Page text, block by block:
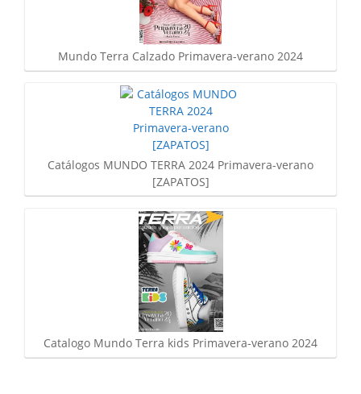
Mundo Terra Calzado Primavera-verano 2024
Catálogos MUNDO TERRA 2024 Primavera-verano
[ZAPATOS]
Catalogo Mundo Terra kids Primavera-verano 2024